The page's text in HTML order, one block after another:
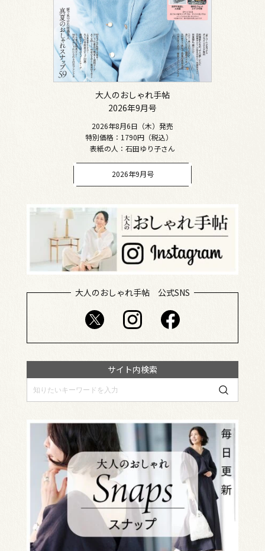
大人のおしゃれ手帖
2026年9月号
2026年8月6日（木）発売
特別価格：1790円（税込）
表紙の人：石田ゆり子さん
2026年9月号
大人のおしゃれ手帖 公式SNS
サイト内検索